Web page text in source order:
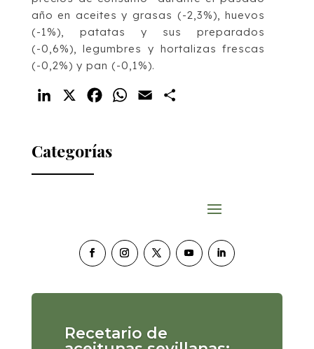
año en aceites y grasas (-2,3%), huevos
(-1%), patatas y sus preparados
(-0,6%), legumbres y hortalizas frescas
(-0,2%) y pan (-0,1%).
LinkedIn FacebookWhatsApp
Email
Categorías
Recetario de